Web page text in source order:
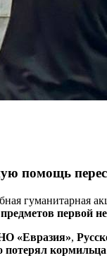
помощь
гуманитарная
первой
«Евразия»,
кормильца